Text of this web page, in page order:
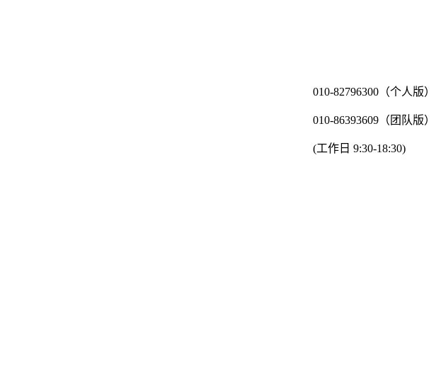
010-82796300（个人版）
010-86393609（团队版）
(工作日 9:30-18:30)